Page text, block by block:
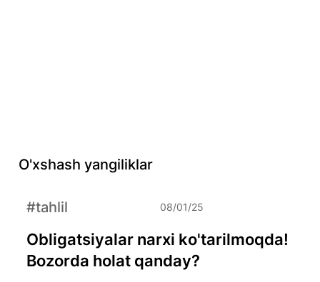
O'xshash yangiliklar
Obligatsiyalar narxi ko'tarilmoqda!
Bozorda holat qanday?
#tahlil 08/01/25